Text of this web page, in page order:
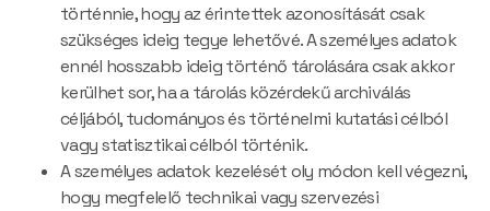
történnie, hogy az érintettek azonosítását csak
szükséges ideig tegye lehetővé. A személyes adatok
ennél hosszabb ideig történő tárolására csak akkor
kerülhet sor, ha a tárolás közérdekű archiválás
céljából, tudományos és történelmi kutatási célból
vagy statisztikai célból történik.
A személyes adatok kezelését oly módon kell végezni,
hogy megfelelő technikai vagy szervezési